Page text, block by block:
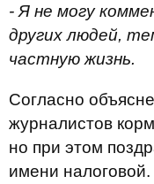
- Я не могу
других людей,
частную жизнь.
Согласно
журналистов
но при этом
имени